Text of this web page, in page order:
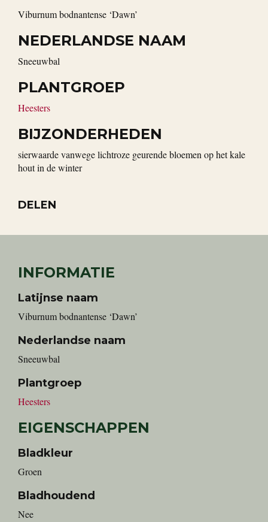
Viburnum bodnantense ‘Dawn’
NEDERLANDSE NAAM
sneeuwbal
PLANTGROEP
Heesters
BIJZONDERHEDEN
sierwaarde vanwege lichtroze geurende bloemen op het kale
hout in de winter
DELEN
INFORMATIE
Latijnse naam
Viburnum bodnantense ‘Dawn’
Nederlandse naam
sneeuwbal
Plantgroep
Heesters
EIGENSCHAPPEN
Bladkleur
Groen
Bladhoudend
Nee